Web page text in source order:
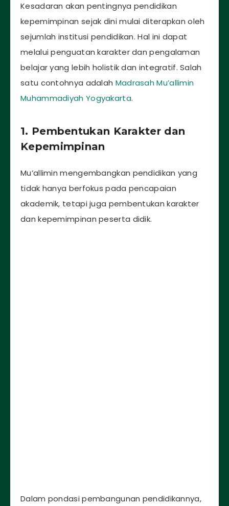
Kesadaran akan pentingnya pendidikan
kepemimpinan sejak dini mulai diterapkan oleh
sejumlah institusi pendidikan. Hal ini dapat
melalui penguatan karakter dan pengalaman
belajar yang lebih holistik dan integratif. Salah
satu contohnya adalah Madrasah Mu’allimin
Muhammadiyah Yogyakarta.
1. Pembentukan Karakter dan
Kepemimpinan
Mu’allimin mengembangkan pendidikan yang
tidak hanya berfokus pada pencapaian
akademik, tetapi juga pembentukan karakter
dan kepemimpinan peserta didik.
Dalam pondasi pembangunan pendidikannya,